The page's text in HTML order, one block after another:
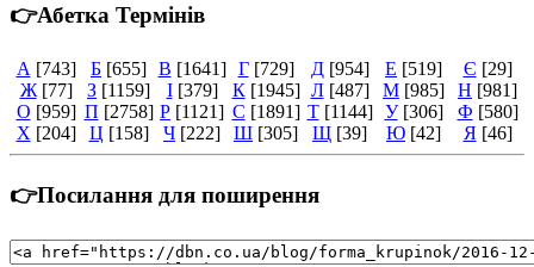
👉Абетка Термінів
А [743] Б [655] В [1641] Г [729] Д [954] Е [519] Є [29]
Ж [77] З [1159] І [379] К [1945] Л [487] М [985] Н [981]
О [959] П [2758] Р [1121] С [1891] Т [1144] У [306] Ф [580]
Х [204] Ц [158] Ч [222] Ш [305] Щ [39] Ю [42] Я [46]
👉Посилання для поширення